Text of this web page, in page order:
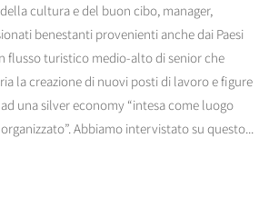
cultura e del buon cibo, manager,
benestanti provenienti anche dai Paesi
flusso turistico medio-alto di senior che
la creazione di nuovi posti di lavoro e figure
una silver economy “intesa come luogo
Abbiamo intervistato su questo...